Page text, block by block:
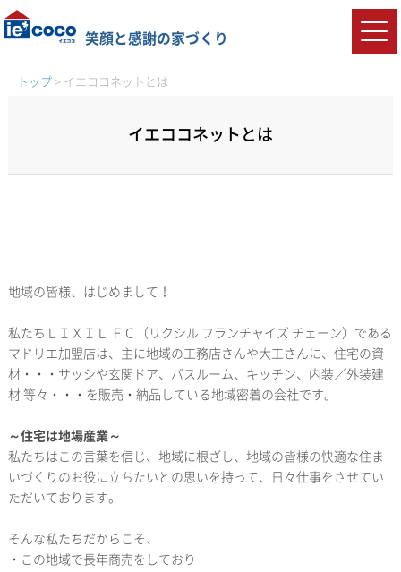
笑顔と感謝の家づくり
トップ> イエココネットとは
イエココネットとは
地域の皆様、はじめまして！
私たちＬＩＸＩＬ ＦＣ（リクシル フランチャイズ チェーン）である
マドリエ加盟店は、主に地域の工務店さんや大工さんに、住宅の資
材・・・サッシや玄関ドア、バスルーム、キッチン、内装／外装建
材 等々・・・を販売・納品している地域密着の会社です。
～住宅は地場産業～
私たちはこの言葉を信じ、地域に根ざし、地域の皆様の快適な住ま
いづくりのお役に立ちたいとの思いを持って、日々仕事をさせてい
ただいております。
そんな私たちだからこそ、
・この地域で長年商売をしており